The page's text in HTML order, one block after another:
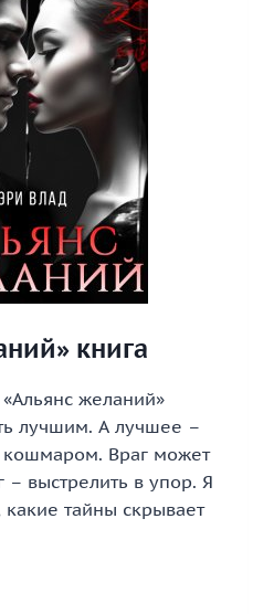
книга
желаний»
лучшим. А лучшее –
кошмаром. Враг может
– выстрелить в упор. Я
какие тайны скрывает